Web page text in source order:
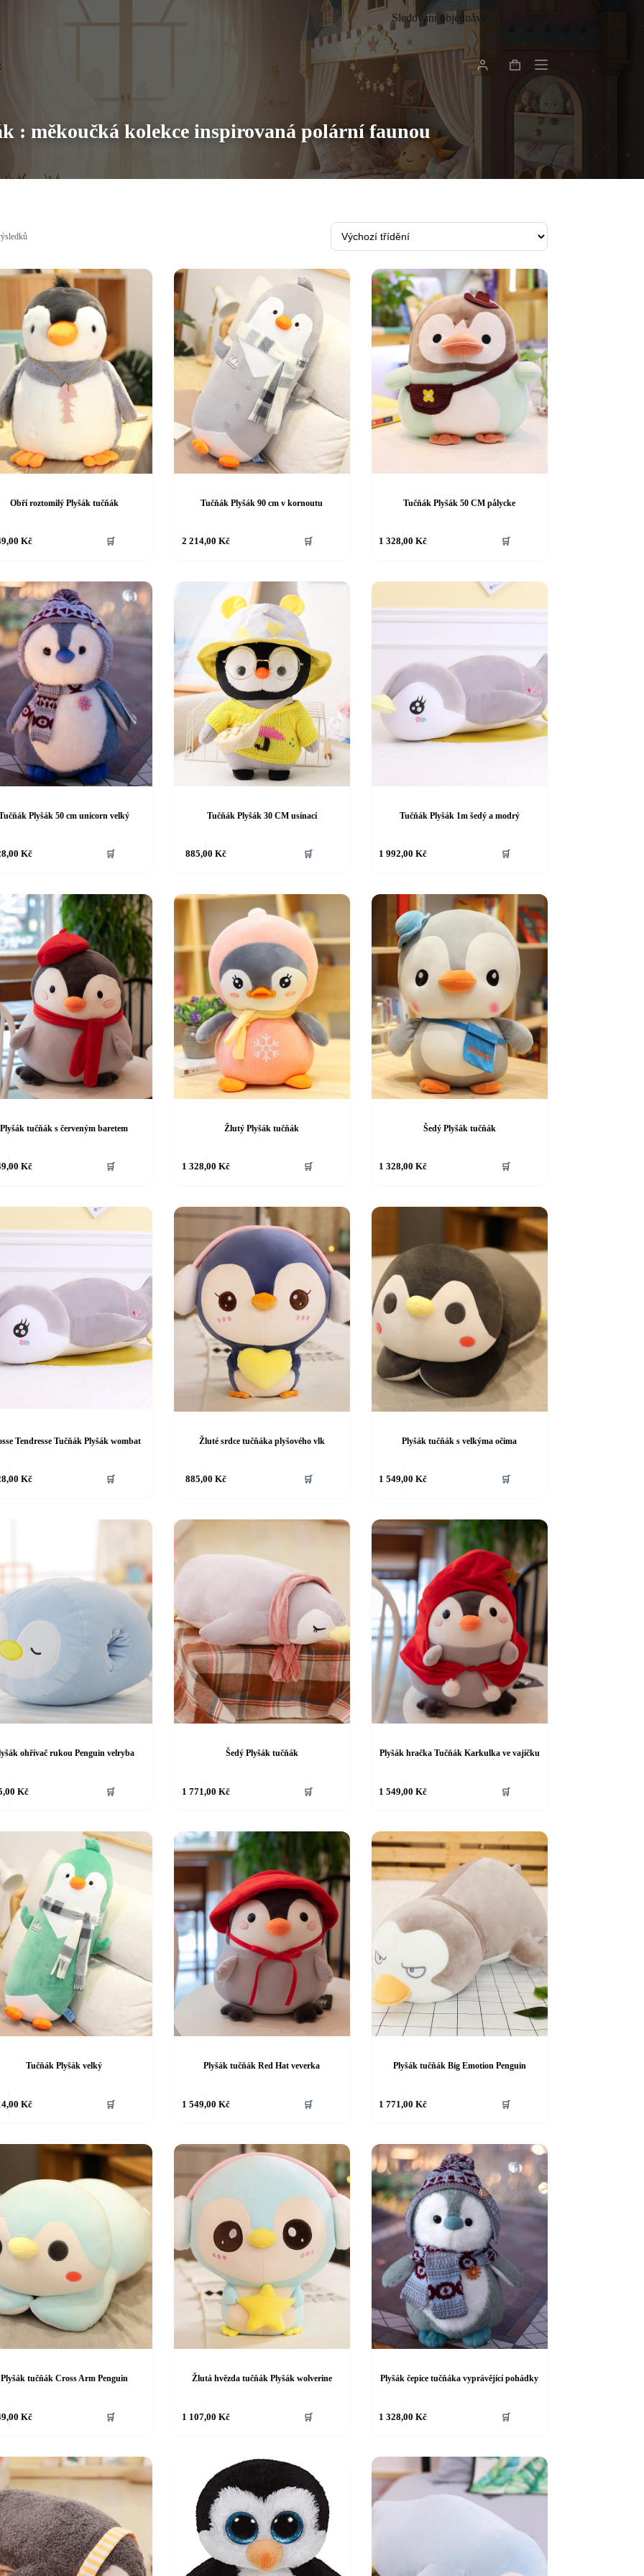
Sledování objednávky
Shopping
: měkoučká kolekce inspirovaná polární faunou
Obří roztomilý Plyšák tučňák
Kč 🛒
Tučňák Plyšák 90 cm v kornoutu
2 214,00 Kč 🛒
Tučňák Plyšák 50 CM pålycke
1 328,00Kč 🛒
Plyšák 50 cm unicorn velký
Kč 🛒
Tučňák Plyšák 30 CM usínací
885,00 Kč 🛒
Tučňák Plyšák 1m šedý a modrý
1 992,00Kč 🛒
Plyšák tučňák s červeným baretem
Kč 🛒
Žlutý Plyšák tučňák
1 328,00 Kč 🛒
Šedý Plyšák tučňák
1 328,00Kč 🛒
Tendresse Tučňák Plyšák wombat
Kč 🛒
Žluté srdce tučňáka plyšového vlk
885,00 Kč 🛒
Plyšák tučňák s velkýma očima
1 549,00Kč 🛒
ohřívač rukou Penguin velryba
Kč 🛒
Šedý Plyšák tučňák
1 771,00 Kč 🛒
Plyšák hračka Tučňák Karkulka ve vajíčku
1 549,00Kč 🛒
Tučňák Plyšák velký
Kč 🛒
Plyšák tučňák Red Hat veverka
1 549,00 Kč 🛒
Plyšák tučňák Big Emotion Penguin
1 771,00Kč 🛒
Plyšák tučňák Cross Arm Penguin
Kč 🛒
Žlutá hvězda tučňák Plyšák wolverine
1 107,00 Kč 🛒
Plyšák čepice tučňáka vyprávějící pohádky
1 328,00Kč 🛒